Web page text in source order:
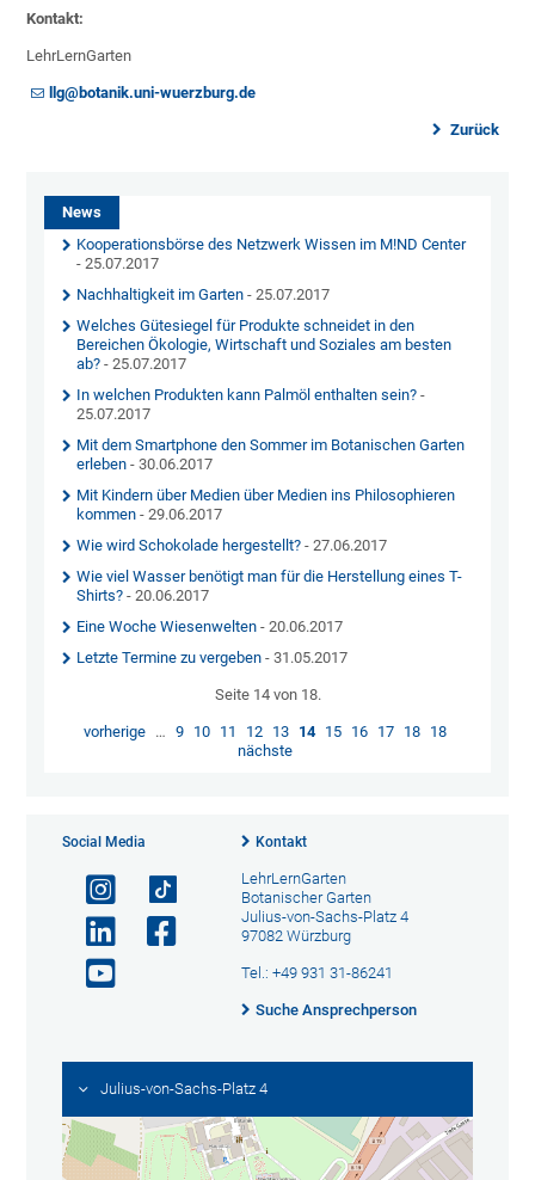
Kontakt:
LehrLernGarten
llg@botanik.uni-wuerzburg.de
Zurück
News
Kooperationsbörse des Netzwerk Wissen im M!ND Center
- 25.07.2017
Nachhaltigkeit im Garten - 25.07.2017
Welches Gütesiegel für Produkte schneidet in den
Bereichen Ökologie, Wirtschaft und Soziales am besten
ab? - 25.07.2017
In welchen Produkten kann Palmöl enthalten sein? -
25.07.2017
Mit dem Smartphone den Sommer im Botanischen Garten
erleben - 30.06.2017
Mit Kindern über Medien über Medien ins Philosophieren
kommen - 29.06.2017
Wie wird Schokolade hergestellt? - 27.06.2017
Wie viel Wasser benötigt man für die Herstellung eines T-
Shirts? - 20.06.2017
Eine Woche Wiesenwelten - 20.06.2017
Letzte Termine zu vergeben - 31.05.2017
Seite 14 von 18.
vorherige … 9 10 11 12 13 14 15 16 17 18
18
nächste
Social Media Kontakt
LehrLernGarten
Botanischer Garten
Julius-von-Sachs-Platz 4
97082 Würzburg
Tel.: +49 931 31-86241
Suche Ansprechperson
Julius-von-Sachs-Platz 4